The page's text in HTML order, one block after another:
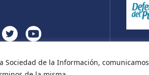
Sociedad de la Información, comunicamos
TWITTERYOUTUBE